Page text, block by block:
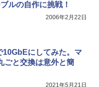
ルの自作に挑戦！
2006年2月22日
にしてみた。マ
ごと交換は意外と簡
2021年5月21日